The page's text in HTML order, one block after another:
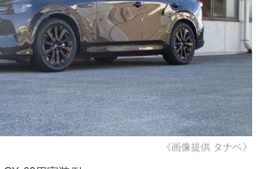
《画像提供 タナベ》